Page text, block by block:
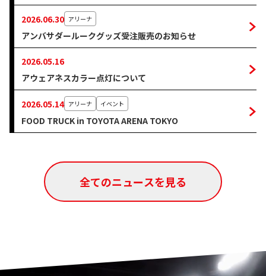
2026.06.30 アリーナ
アンバサダールークグッズ受注販売のお知らせ
2026.05.16
アウェアネスカラー点灯について
2026.05.14 アリーナ イベント
FOOD TRUCK in TOYOTA ARENA TOKYO
全てのニュースを見る